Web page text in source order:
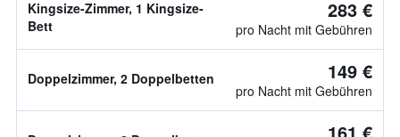
Kingsize-Zimmer, 1 Kingsize-
Bett
283 €
pro Nacht mit Gebühren
Doppelzimmer, 2 Doppelbetten 149 €
pro Nacht mit Gebühren